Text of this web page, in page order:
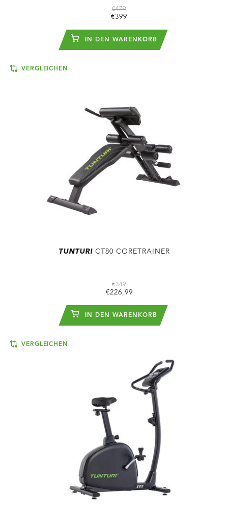
€479
€399
IN DEN WARENKORB
VERGLEICHEN
TUNTURICT80 CORETRAINER
€349
€226,99
IN DEN WARENKORB
VERGLEICHEN